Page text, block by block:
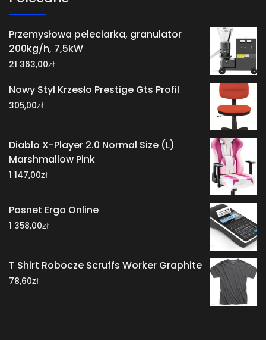
Przemysłowa peleciarka, granulator
200kg/h, 7,5kW
21 363,00zł
Nowy Styl Krzesło Prestige Gts Profil
305,00zł
Diablo X-Player 2.0 Normal Size (L)
Marshmallow Pink
1 147,00zł
Posnet Ergo Online
1 358,00zł
T Shirt Robocze Scruffs Worker Graphite
78,60zł